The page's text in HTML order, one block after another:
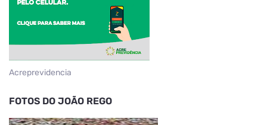
Acreprevidencia
FOTOS DO JOÃO REGO